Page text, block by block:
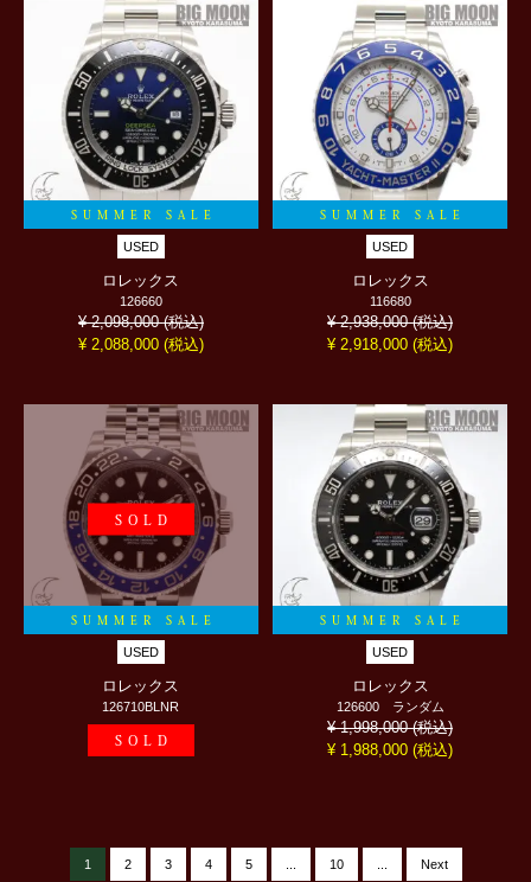
SUMMER SALE
USED
ロレックス
126660
¥ 2,098,000(税込)
¥ 2,088,000 (税込)
SUMMER SALE
USED
ロレックス
116680
¥ 2,938,000(税込)
¥ 2,918,000(税込)
SUMMER SALE
SOLD
USED
ロレックス
126710BLNR
SOLD
SUMMER SALE
USED
ロレックス
126600 ランダム
¥ 1,998,000(税込)
¥ 1,988,000(税込)
1 2 3 4 5 10 Next